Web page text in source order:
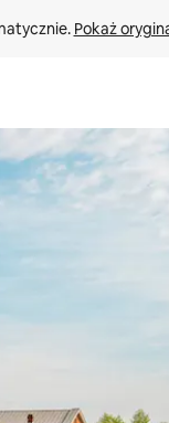
Pokaż
lub przeglądać je